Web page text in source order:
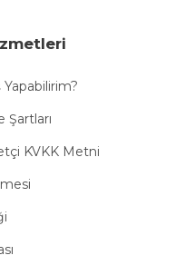
Yapabilirim?
Şartları
KVKK Metni